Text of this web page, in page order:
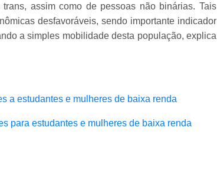
assim como de pessoas não binárias. Tais
desfavoráveis, sendo importante indicador
a simples mobilidade desta população, explica
a estudantes e mulheres de baixa renda
para estudantes e mulheres de baixa renda